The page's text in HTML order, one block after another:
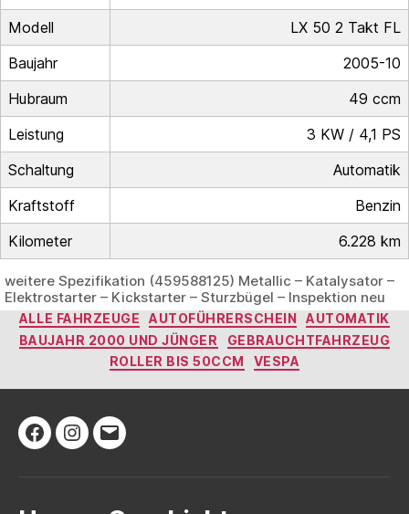
Modell
LX 50 2 Takt FL
Baujahr
2005-10
Hubraum
49 ccm
Leistung
3 KW / 4,1 PS
Schaltung
Automatik
Kraftstoff
Benzin
Kilometer
6.228 km
weitere Spezifikation (459588125) Metallic – Katalysator –
Elektrostarter – Kickstarter – Sturzbügel – Inspektion neu
Kategorien
ALLE FAHRZEUGE AUTOFÜHRERSCHEIN
AUTOMATIK
BAUJAHR 2000 UND JÜNGER
GEBRAUCHTFAHRZEUG
ROLLER BIS 50CCM
VESPA
Facebook
Instagram
E-